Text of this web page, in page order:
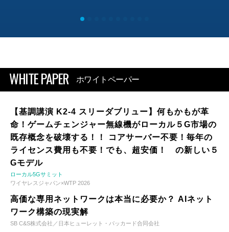
WHITE PAPER ホワイトペーパー
【基調講演 K2-4 スリーダブリュー】何もかもが革
命！ゲームチェンジャー無線機がローカル５G市場の
既存概念を破壊する！！ コアサーバー不要！毎年の
ライセンス費用も不要！でも、超安価！ の新しい５
Gモデル
ローカル5Gサミット
ワイヤレスジャパン×WTP 2026
高価な専用ネットワークは本当に必要か？ AIネット
ワーク構築の現実解
SB C&S株式会社／日本ヒューレット・パッカード合同会社